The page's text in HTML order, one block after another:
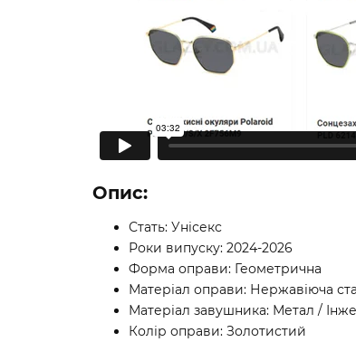
Опис:
Стать: Унісекс
Роки випуску: 2024-2026
Форма оправи: Геометрична
Матеріал оправи: Нержавіюча
Матеріал завушника: Метал /
Колір оправи: Золотистий